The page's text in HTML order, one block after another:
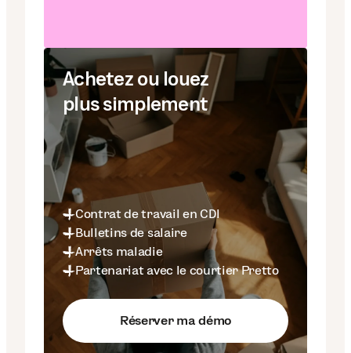
Achetez ou louez
plus simplement
Contrat de travail en CDI
Bulletins de salaire
Arrêts maladie
Partenariat avec le courtier Pretto
Réserver ma démo